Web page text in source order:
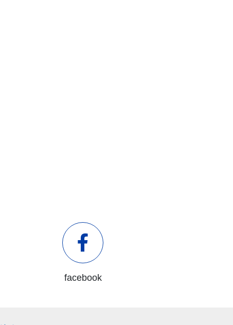
facebook